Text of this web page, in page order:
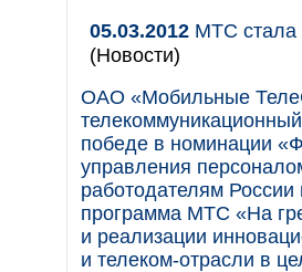
05.03.2012 МТС стала
(Новости)
ОАО «Мобильные
победе в номинации
управления
работодателям
программа МТС «На
и реализации
и телеком-отрасли в